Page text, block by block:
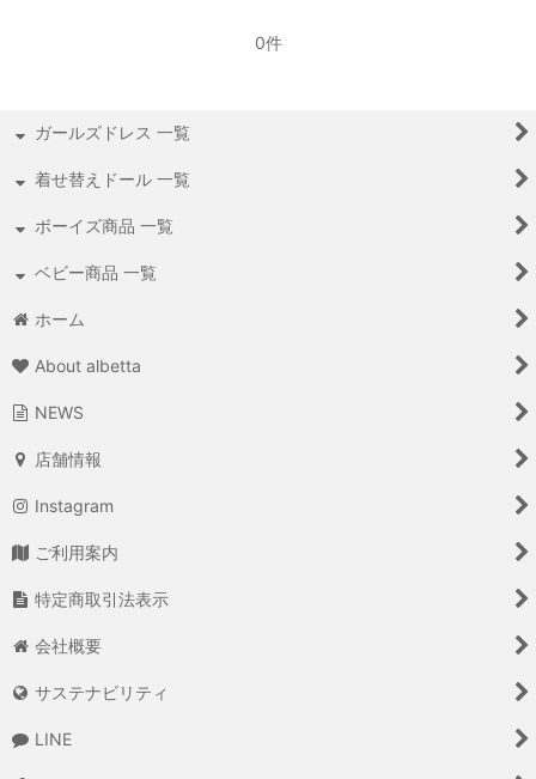
0件
ガールズドレス 一覧
着せ替えドール 一覧
ボーイズ商品 一覧
ベビー商品 一覧
ホーム
About albetta
NEWS
店舗情報
Instagram
ご利用案内
特定商取引法表示
会社概要
サステナビリティ
LINE